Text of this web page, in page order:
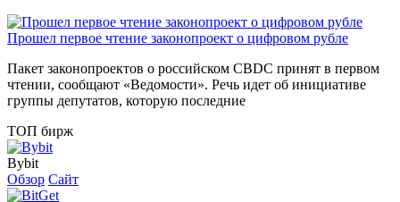
Прошел первое чтение законопроект о цифровом рубле
Пакет законопроектов о российском CBDC принят в первом
чтении, сообщают «Ведомости». Речь идет об инициативе
группы депутатов, которую последние
ТОП бирж
Bybit
Обзор Сайт